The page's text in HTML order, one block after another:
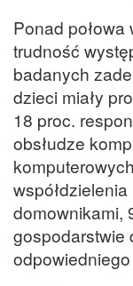
Ponad
trudność
badanych
dzieci miały
18 proc.
obsłudze
domownikami,
gospodarstwie